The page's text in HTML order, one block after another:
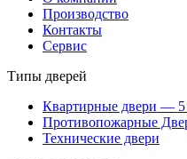
Производство
Контакты
Сервис
Типы дверей
Квартирные двери — 5
Противопожарные
Технические двери